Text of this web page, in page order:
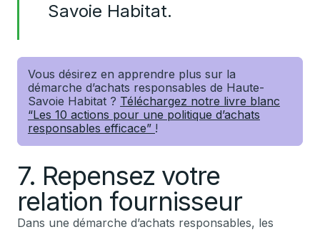
Savoie Habitat.
Vous désirez en apprendre plus sur la
démarche d’achats responsables de Haute-
Savoie Habitat ? Téléchargez notre livre blanc
“Les 10 actions pour une politique d’achats
responsables efficace” !
7. Repensez votre
relation fournisseur
Dans une démarche d’achats responsables, les